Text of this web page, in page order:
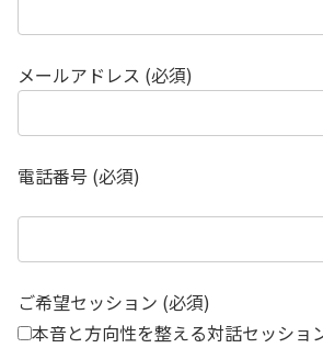
メールアドレス (必須)
電話番号 (必須)
ご希望セッション (必須)
本音と方向性を整える対話セッショ